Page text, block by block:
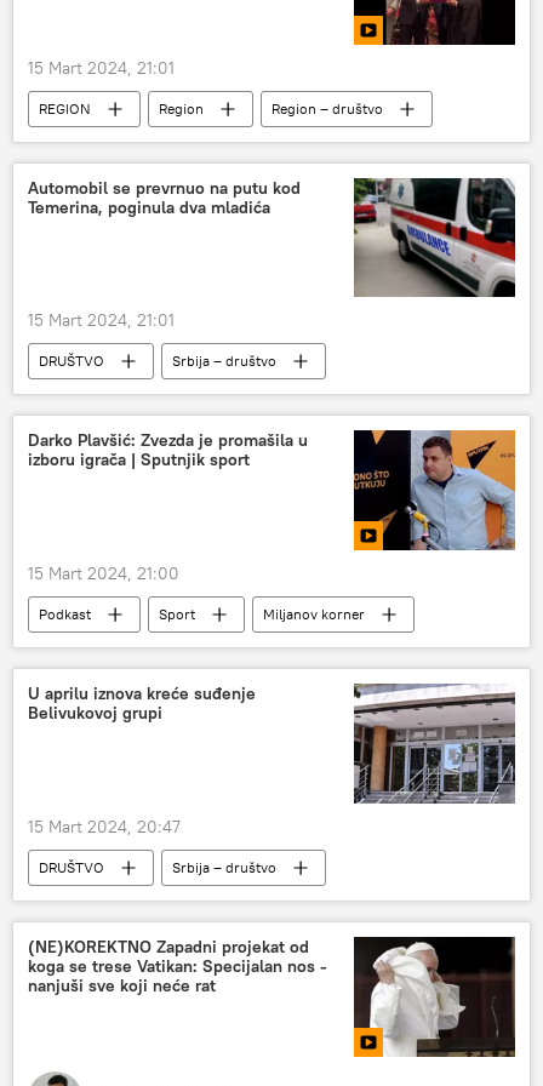
15 Mart 2024, 21:01
REGION Region
Region – društvo
Republika Srpska (RS)
Vladimir Putin
Rusija
Automobil se prevrnuo na putu kod
Temerina, poginula dva mladića
15 Mart 2024, 21:01
DRUŠTVO
Srbija – društvo
Srbija – hronika
Društvo Hronika
Darko Plavšić: Zvezda je promašila u
izboru igrača | Sputnjik sport
15 Mart 2024, 21:00
Podkast Sport Miljanov korner
U aprilu iznova kreće suđenje
Belivukovoj grupi
15 Mart 2024, 20:47
DRUŠTVO
Srbija – društvo
Srbija – hronika
Društvo Hronika
(NE)KOREKTNO Zapadni projekat od
koga se trese Vatikan: Specijalan nos -
nanjuši sve koji neće rat